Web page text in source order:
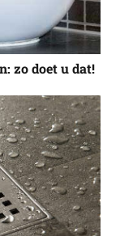
zo doet u dat!